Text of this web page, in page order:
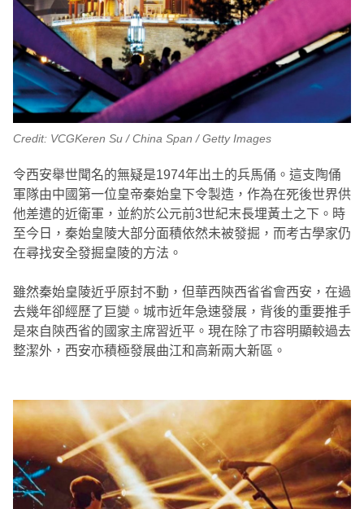
Credit: VCGKeren Su / China Span / Getty Images
令西安舉世聞名的無疑是1974年出土的兵馬俑。這支陶俑
軍隊由中國第一位皇帝秦始皇下令製造，作為在死後世界供
他差遣的近衛軍，並約於公元前3世紀末長埋黃土之下。時
至今日，秦始皇陵大部分面積依然未被發掘，而考古學家仍
在尋找安全發掘皇陵的方法。
雖然秦始皇陵近乎原封不動，但華西陝西省省會西安，在過
去幾年卻經歷了巨變。城市近年急速發展，背後的重要推手
是來自陝西省的國家主席習近平。現在除了市容明顯較過去
整潔外，西安亦積極發展曲江和高新兩大新區。